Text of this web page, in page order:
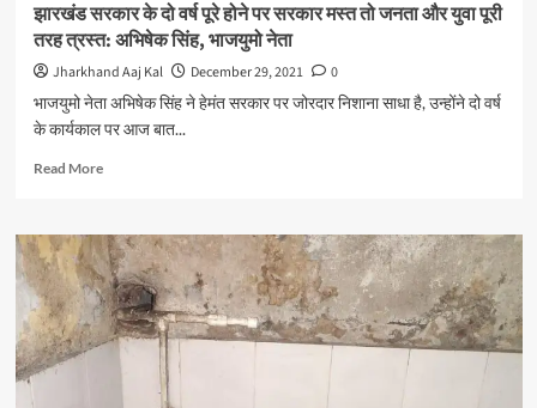
झारखंड सरकार के दो वर्ष पूरे होने पर सरकार मस्त तो जनता और युवा पूरी
तरह त्रस्त: अभिषेक सिंह, भाजयुमो नेता
Jharkhand Aaj Kal December 29, 2021
0
भाजयुमो नेता अभिषेक सिंह ने हेमंत सरकार पर जोरदार निशाना साधा है, उन्होंने दो वर्ष
के कार्यकाल पर आज बात...
Read MoreRead
झारखंड
सरकार
के
दो
वर्ष
पूरे